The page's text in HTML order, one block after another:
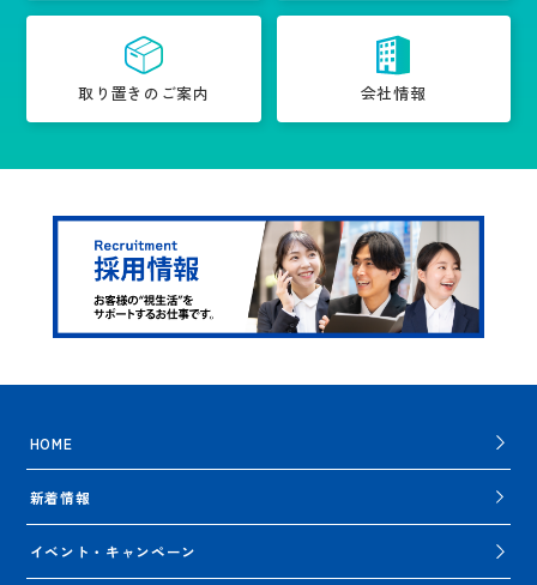
取り置きのご案内 会社情報
HOME
新着情報
イベント・キャンペーン